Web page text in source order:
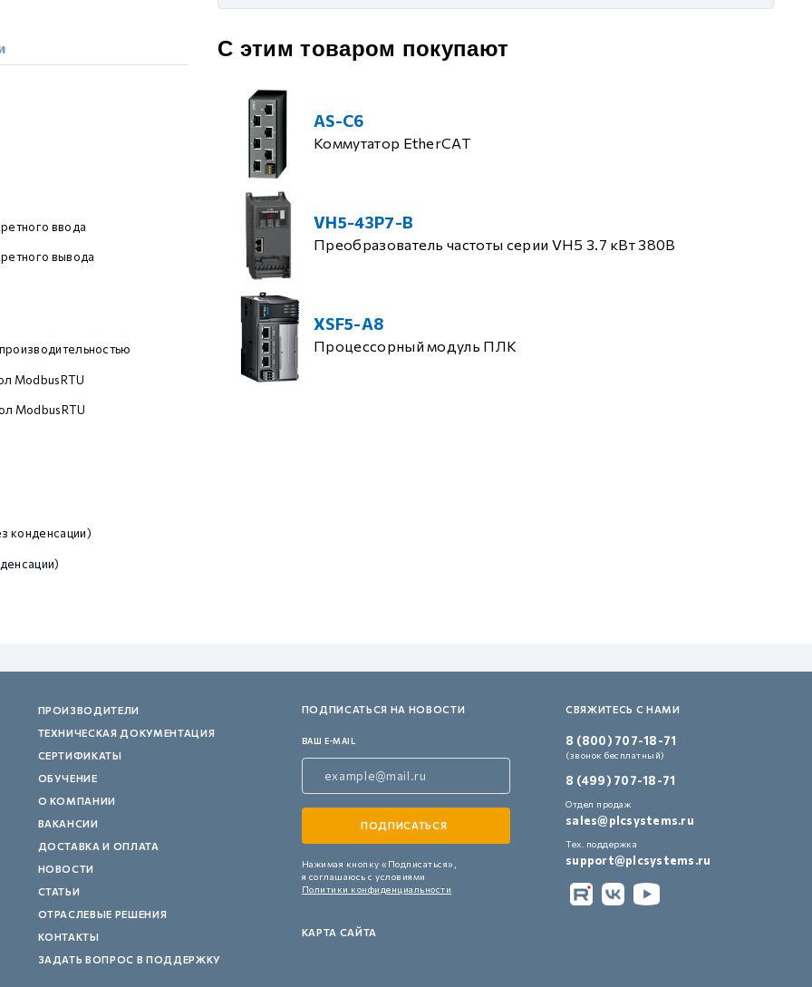
ввода
вывода
ModbusRTU
ModbusRTU
конденсации)
С этим товаром покупают
AS-C6
Коммутатор EtherCAT
VH5-43P7-B
Преобразователь частоты серии VH5 3.7 кВт 380В
XSF5-A8
Процессорный модуль ПЛК
ПРОИЗВОДИТЕЛИ
ТЕХНИЧЕСКАЯ ДОКУМЕНТАЦИЯ
СЕРТИФИКАТЫ
ОБУЧЕНИЕ
О КОМПАНИИ
ВАКАНСИИ
ДОСТАВКА И ОПЛАТА
НОВОСТИ
СТАТЬИ
ОТРАСЛЕВЫЕ РЕШЕНИЯ
КОНТАКТЫ
ЗАДАТЬ ВОПРОС В ПОДДЕРЖКУ
ПОДПИСАТЬСЯ НА НОВОСТИ
ВАШ E-MAIL
Нажимая кнопку «Подписаться»,
я соглашаюсь с условиями
Политики конфиденциальности
КАРТА САЙТА
СВЯЖИТЕСЬ С НАМИ
8 (800) 707-18-71
(звонок бесплатный)
8 (499) 707-18-71
Отдел продаж
sales@plcsystems.ru
Тех. поддержка
support@plcsystems.ru